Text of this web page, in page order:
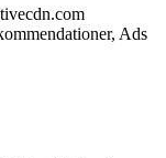
Ads